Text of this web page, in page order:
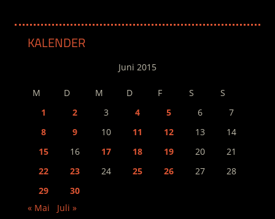
KALENDER
Juni 2015
M D M D F S
S
1
2 3 4 5 6
7
8
9 10 11 12 13
14
15
16 17 18 19 20
21
22
23 24 25 26 27
28
29
30
« Mai
Juli »